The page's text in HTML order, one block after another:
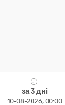
за 3 дні
10-08-2026, 00:00